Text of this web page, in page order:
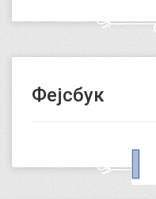
Фејсбук